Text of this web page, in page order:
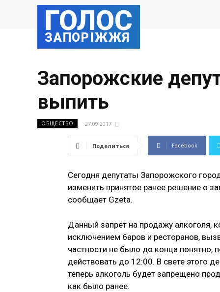
ГОЛОС
ЗАПОРІЖЖЯ
Запорожские
выпить
ОБЩЕСТВО 27.09.2017
Поделиться Facebook
Сегодня депутаты Запорожского
изменить принятое ранее решение о
сообщает Gzeta.
Данный запрет на продажу алкоголя,
исключением баров и ресторанов,
частности не было до конца понятно,
действовать до 12:00. В свете этого
теперь алкоголь будет запрещено
как было ранее.